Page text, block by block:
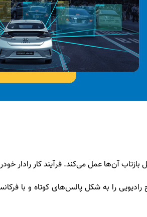
بازتاب آن‌ها عمل می‌کند. فرآیند کار رادار
رادیویی را به شکل پالس‌های کوتاه و با